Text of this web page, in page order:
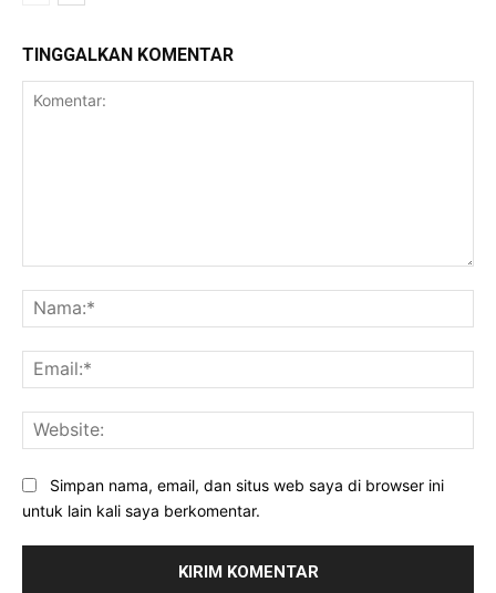
TINGGALKAN KOMENTAR
Simpan nama, email, dan situs web saya di browser ini
untuk lain kali saya berkomentar.